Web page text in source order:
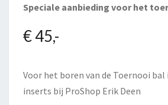
Speciale aanbieding voor het
€ 45,-
Voor het boren van de Toernooi
inserts bij ProShop Erik Deen